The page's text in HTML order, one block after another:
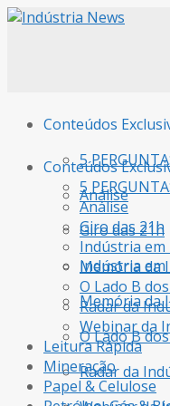
Conteúdos
5
Análise
Giro das 21h
Indústria em
Memória da
O Lado B
Radar da
Conteúdos
5
Análise
Giro das 21h
Indústria em
Memória da
O Lado B
Radar da
Webinar da
Leitura Rápida
Mineração
Papel & Celulose